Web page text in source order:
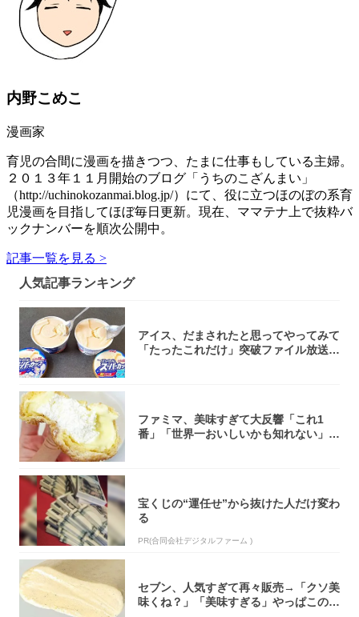
内野こめこ
漫画家
育児の合間に漫画を描きつつ、たまに仕事もしている主婦。
２０１３年１１月開始のブログ「うちのこざんまい」
（http://uchinokozanmai.blog.jp/）にて、役に立つほのぼの系育
児漫画を目指してほぼ毎日更新。現在、ママテナ上で抜粋バ
ックナンバーを順次公開中。
記事一覧を見る >
人気記事ランキング
アイス、だまされたと思ってやってみて
「たったこれだけ」突破ファイル放送で
ファミマ、美味すぎて大反響「これ1
番」「世界一おいしいかも知れない」
宝くじの“運任せ”から抜けた人だけ変わ
る
PR(合同会社デジタルファーム )
セブン、人気すぎて再々販売→「クソ美
味くね？」「美味すぎる」やっぱこのク